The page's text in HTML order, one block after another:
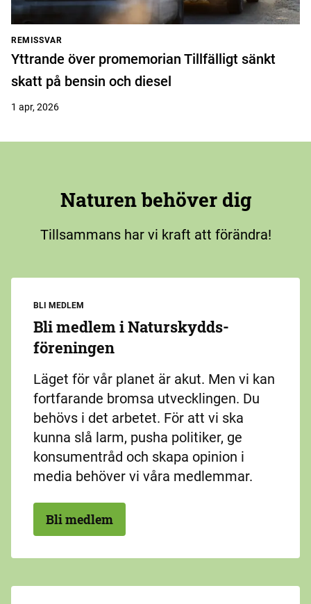
REMISSVAR
Yttrande över promemorian Tillfälligt sänkt
skatt på bensin och diesel
1 apr, 2026
Naturen behöver dig
Tillsammans har vi kraft att förändra!
BLI MEDLEM
Bli medlem i Naturskydds­
föreningen
Läget för vår planet är akut. Men vi kan
fortfarande bromsa utvecklingen. Du
behövs i det arbetet. För att vi ska
kunna slå larm, pusha politiker, ge
konsumentråd och skapa opinion i
media behöver vi våra medlemmar.
Bli medlem